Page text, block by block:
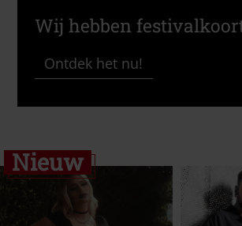
Wij hebben
Ontdek het nu!
Nieuw